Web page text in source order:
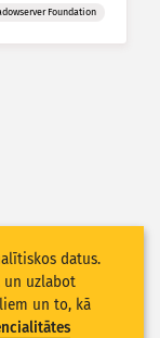
Foundation
datus.
un uzlabot
un to, kā